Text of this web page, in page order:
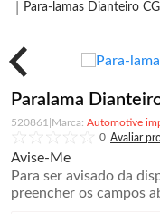
Para-lamas Dianteiro
Paralama
520861
Automotive
0
Avise-Me
Para ser avisado da
preencher os campos